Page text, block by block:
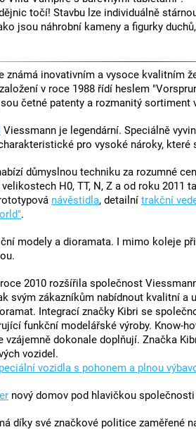
točí! Stavbu lze individuálně
jsou náhrobní kameny a figurky
známá inovativním a vysoce kvalitním
v roce 1988 řídí heslem
četné patenty a rozmanitý sortiment
Viessmann je legendární. Speciálně
pro vysoké nároky, které
důmyslnou techniku za rozumné
H0, TT, N, Z a od roku 2011
návěstidla, detailní trakční
.
modely a dioramata. I mimo koleje
2010 rozšířila společnost
svým zákazníkům nabídnout kvalitní
Integrací značky Kibri se
funkční modelářské výroby. Know-
dokonale doplňují. Značka
vozidel.
vozidla s pohonem a plnou
nový domov pod hlavičkou
díky své značkové politice zaměřené